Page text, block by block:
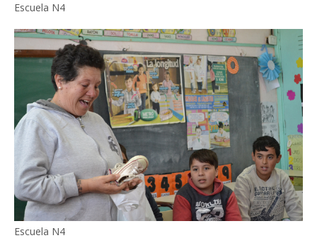
Escuela N4
Escuela N4